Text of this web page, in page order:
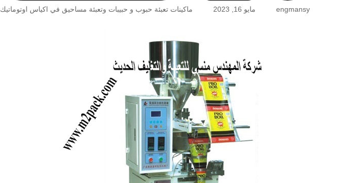
engmansy مايو 16, 2023 ماكينات تعبئة حبوب و حبيبات وتعبئة مساحيق في اكياس اوتوماتيك